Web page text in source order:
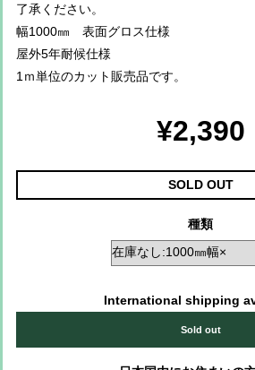
了承ください。
幅1000㎜ 表面グロス仕様
屋外5年耐候仕様
1ｍ単位のカット販売品です。
¥2,390
SOLD OUT
種類
International shipping
Sold out